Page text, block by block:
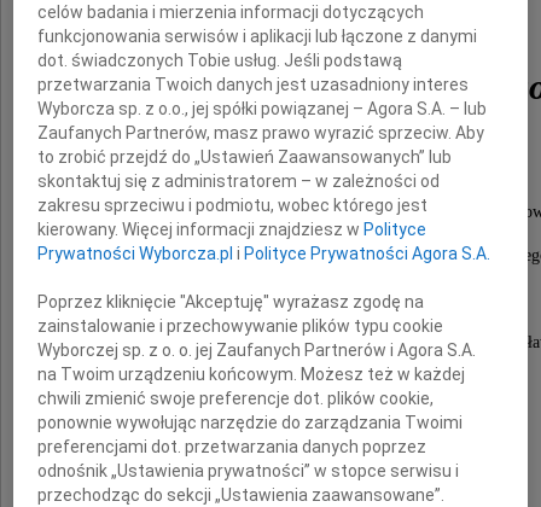
Prof. dra hab.
Kazimierza
wybitnego naukowca,
współtwórcy szczecińskiego ośrodka nauki
doktora honoris causa Uniwersytetu
wspaniałego Człowieka,
przyjaciela Uniwersytetu Ekonomicznego we
Cześć Jego Pamięci!
celów badania i mierzenia informacji dotyczących
funkcjonowania serwisów i aplikacji lub łączone z danymi
dot. świadczonych Tobie usług. Jeśli podstawą
przetwarzania Twoich danych jest uzasadniony interes
Wyborcza sp. z o.o., jej spółki powiązanej – Agora S.A. – lub
Zaufanych Partnerów, masz prawo wyrazić sprzeciw. Aby
to zrobić przejdź do „Ustawień Zaawansowanych” lub
skontaktuj się z administratorem – w zależności od
zakresu sprzeciwu i podmiotu, wobec którego jest
kierowany. Więcej informacji znajdziesz w Polityce
Prywatności Wyborcza.pl i Polityce Prywatności Agora S.A.
Poprzez kliknięcie "Akceptuję" wyrażasz zgodę na
zainstalowanie i przechowywanie plików typu cookie
Wyborczej sp. z o. o. jej Zaufanych Partnerów i Agora S.A.
na Twoim urządzeniu końcowym. Możesz też w każdej
chwili zmienić swoje preferencje dot. plików cookie,
ponownie wywołując narzędzie do zarządzania Twoimi
preferencjami dot. przetwarzania danych poprzez
odnośnik „Ustawienia prywatności” w stopce serwisu i
przechodząc do sekcji „Ustawienia zaawansowane”.